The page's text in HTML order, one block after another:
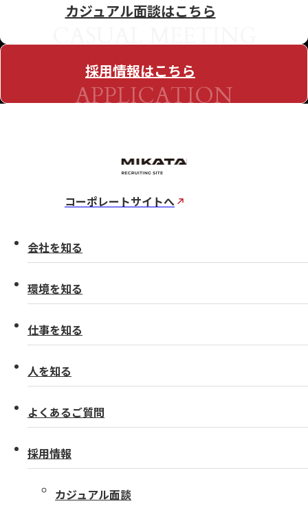
カジュアル面談はこちら
CASUAL MEETING
採用情報はこちら
APPLICATION
コーポレートサイトへ
会社を知る
環境を知る
仕事を知る
人を知る
よくあるご質問
採用情報
カジュアル面談